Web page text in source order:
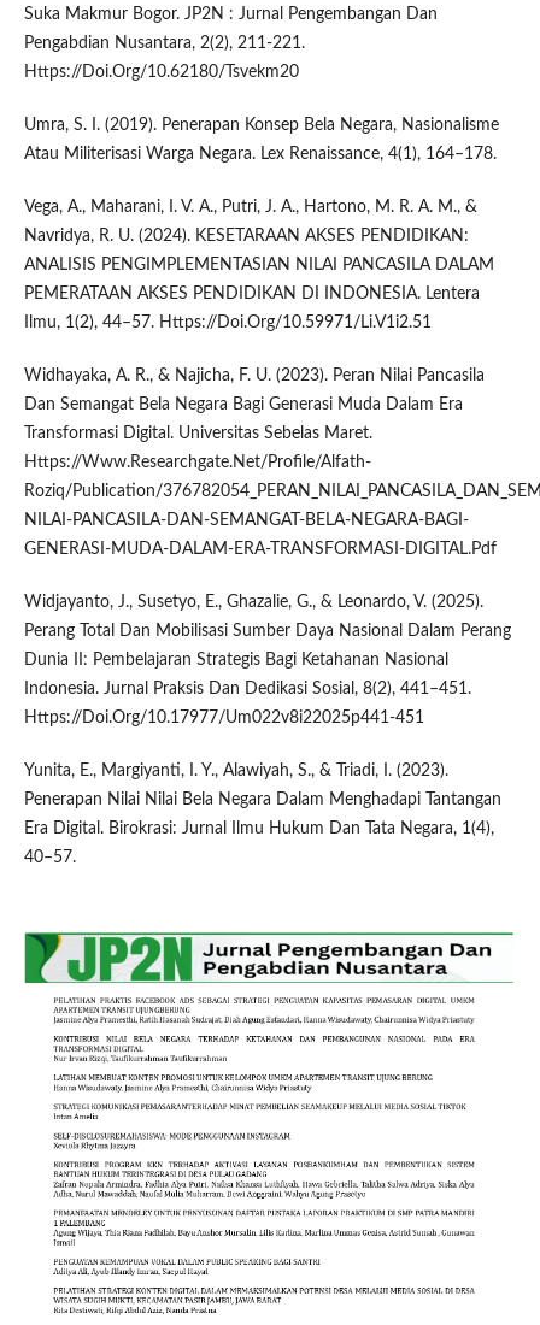
Suka Makmur Bogor. JP2N : Jurnal Pengembangan Dan
Pengabdian Nusantara, 2(2), 211-221.
Https://Doi.Org/10.62180/Tsvekm20
Umra, S. I. (2019). Penerapan Konsep Bela Negara, Nasionalisme
Atau Militerisasi Warga Negara. Lex Renaissance, 4(1), 164–178.
Vega, A., Maharani, I. V. A., Putri, J. A., Hartono, M. R. A. M., &
Navridya, R. U. (2024). KESETARAAN AKSES PENDIDIKAN:
ANALISIS PENGIMPLEMENTASIAN NILAI PANCASILA DALAM
PEMERATAAN AKSES PENDIDIKAN DI INDONESIA. Lentera
Ilmu, 1(2), 44–57. Https://Doi.Org/10.59971/Li.V1i2.51
Widhayaka, A. R., & Najicha, F. U. (2023). Peran Nilai Pancasila
Dan Semangat Bela Negara Bagi Generasi Muda Dalam Era
Transformasi Digital. Universitas Sebelas Maret.
Https://Www.Researchgate.Net/Profile/Alfath-
Roziq/Publication/
NILAI-PANCASILA-DAN-SEMANGAT-BELA-NEGARA-BAGI-
GENERASI-MUDA-DALAM-ERA-TRANSFORMASI-DIGITAL.Pdf
Widjayanto, J., Susetyo, E., Ghazalie, G., & Leonardo, V. (2025).
Perang Total Dan Mobilisasi Sumber Daya Nasional Dalam Perang
Dunia II: Pembelajaran Strategis Bagi Ketahanan Nasional
Indonesia. Jurnal Praksis Dan Dedikasi Sosial, 8(2), 441–451.
Https://Doi.Org/10.17977/Um022v8i22025p441-451
Yunita, E., Margiyanti, I. Y., Alawiyah, S., & Triadi, I. (2023).
Penerapan Nilai Nilai Bela Negara Dalam Menghadapi Tantangan
Era Digital. Birokrasi: Jurnal Ilmu Hukum Dan Tata Negara, 1(4),
40–57.